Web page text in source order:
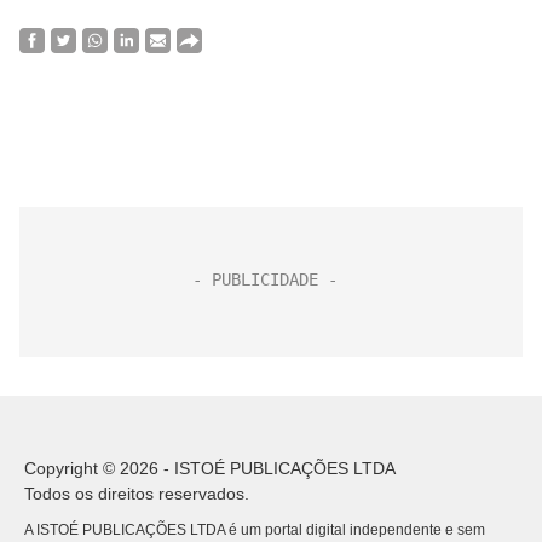
Copyright © 2026 - ISTOÉ PUBLICAÇÕES LTDA
Todos os direitos reservados.
A ISTOÉ PUBLICAÇÕES LTDA é um portal digital independente e sem